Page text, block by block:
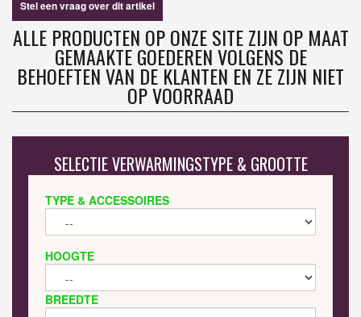
Stel een vraag over dit artikel
ALLE PRODUCTEN OP ONZE SITE ZIJN OP MAAT
GEMAAKTE GOEDEREN VOLGENS DE
BEHOEFTEN VAN DE KLANTEN EN ZE ZIJN NIET
OP VOORRAAD
SELECTIE VERWARMINGSTYPE & GROOTTE
TYPE & ACCESSOIRES
HOOGTE
BREEDTE